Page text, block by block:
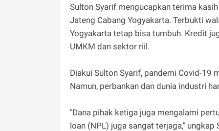
Sulton Syarif mengucapkan terima
Jateng Cabang Yogyakarta. Terbukti
Yogyakarta tetap bisa tumbuh. Kredit
UMKM dan sektor riil.
Diakui Sulton Syarif, pandemi Covid-19
Namun, perbankan dan dunia industri
"Dana pihak ketiga juga mengalami
loan (NPL) juga sangat terjaga," ungkap